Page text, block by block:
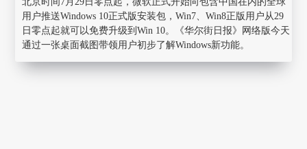
用户推送Windows 10正式版安装包，Win7、Win8正版用户从29
日零点起就可以免费升级到Win 10。《华尔街日报》网络版今天
通过一张桌面截图带领用户初步了解Windows新功能。